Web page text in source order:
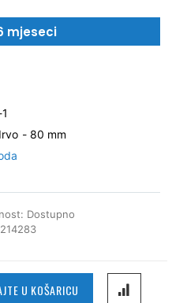
mjeseci
- 80 mm
Dostupno
214283
U KOŠARICU